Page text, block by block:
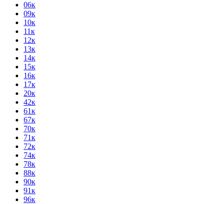
06к
09к
10к
11к
12к
13к
14к
15к
16к
17к
20к
42к
61к
67к
70к
71к
72к
74к
78к
88к
90к
91к
96к